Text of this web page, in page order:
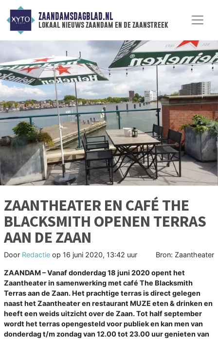
ZAANDAMSDAGBLAD.NL
lokaal nieuws zaandam en de zaanstreek
ZAANTHEATER EN CAFÉ THE
BLACKSMITH OPENEN TERRAS
AAN DE ZAAN
Door Redactie op 16 juni 2020, 13:42 uur Bron: Zaantheater
ZAANDAM – Vanaf donderdag 18 juni 2020 opent het
Zaantheater in samenwerking met café The Blacksmith
Terras aan de Zaan. Het prachtige terras is direct gelegen
naast het Zaantheater en restaurant MUZE eten & drinken en
heeft een weids uitzicht over de Zaan. Tot half september
wordt het terras opengesteld voor publiek en kan men van
donderdag t/m zondag van 12.00 tot 23.00 uur genieten van